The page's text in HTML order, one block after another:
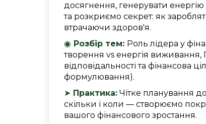
досягнення, генерувати
та розкриємо секрет: як
втрачаючи здоров'я.
◉ Розбір тем: Роль лідера у
творення vs енергія виживання,
відповідальності та фінансова
формулювання).
➤ Практика: Чітке планування
скільки і коли — створюємо
вашого фінансового зростання.